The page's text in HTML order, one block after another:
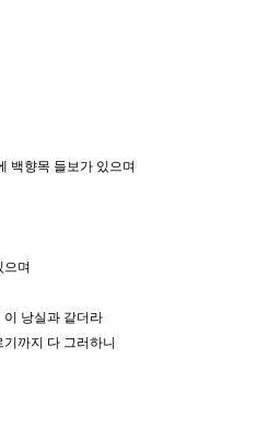
백향목 들보가 있으며
으며
이 낭실과 같더라
기까지 다 그러하니